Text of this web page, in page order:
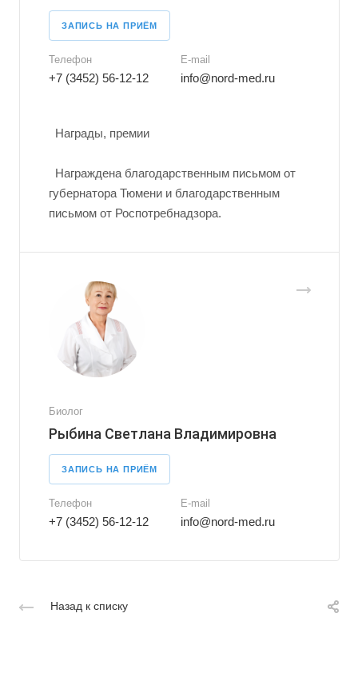
ЗАПИСЬ НА ПРИЁМ
Телефон
+7 (3452) 56-12-12
E-mail
info@nord-med.ru
Награды, премии
Награждена благодарственным письмом от
губернатора Тюмени и благодарственным
письмом от Роспотребнадзора.
Биолог
Рыбина Светлана Владимировна
ЗАПИСЬ НА ПРИЁМ
Телефон
+7 (3452) 56-12-12
E-mail
info@nord-med.ru
Назад к списку